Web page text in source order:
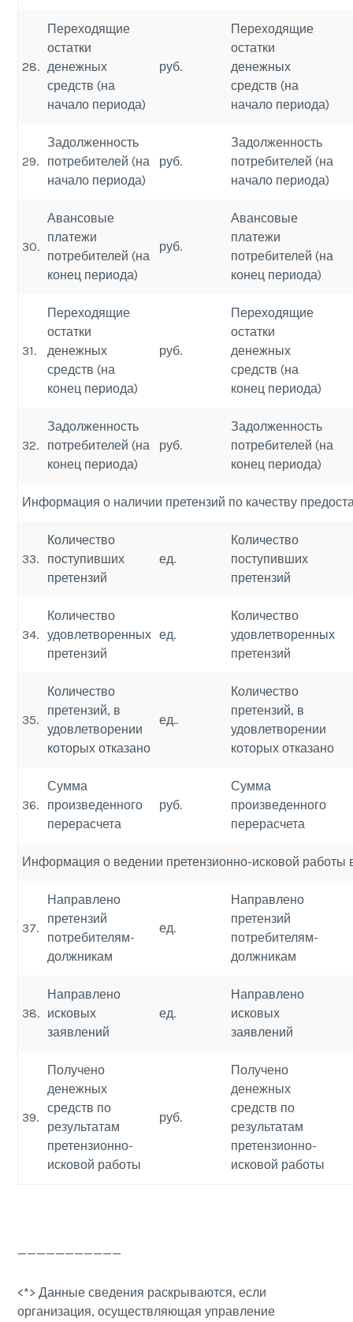
28.
Переходящие
остатки
денежных
средств (на
начало периода)
руб.
Переходящие
остатки
денежных
средств (на
начало периода)
29.
Задолженность
потребителей (на
начало периода)
руб.
Задолженность
потребителей (на
начало периода)
30.
Авансовые
платежи
потребителей (на
конец периода)
руб.
Авансовые
платежи
потребителей (на
конец периода)
31.
Переходящие
остатки
денежных
средств (на
конец периода)
руб.
Переходящие
остатки
денежных
средств (на
конец периода)
32.
Задолженность
потребителей (на
конец периода)
руб.
Задолженность
потребителей (на
конец периода)
Информация о наличии претензий по качеству
33.
Количество
поступивших
претензий
ед.
Количество
поступивших
претензий
34.
Количество
удовлетворенных
претензий
ед.
Количество
удовлетворенных
претензий
35.
Количество
претензий, в
удовлетворении
которых отказано
ед..
Количество
претензий, в
удовлетворении
которых отказано
36.
Сумма
произведенного
перерасчета
руб.
Сумма
произведенного
перерасчета
Информация о ведении претензионно-исковой работы
37.
Направлено
претензий
потребителям-
должникам
ед.
Направлено
претензий
потребителям-
должникам
38.
Направлено
исковых
заявлений
ед.
Направлено
исковых
заявлений
39.
Получено
денежных
средств по
результатам
претензионно-
исковой работы
руб.
Получено
денежных
средств по
результатам
претензионно-
исковой работы
———————————
<*> Данные сведения раскрываются, если
организация, осуществляющая управление